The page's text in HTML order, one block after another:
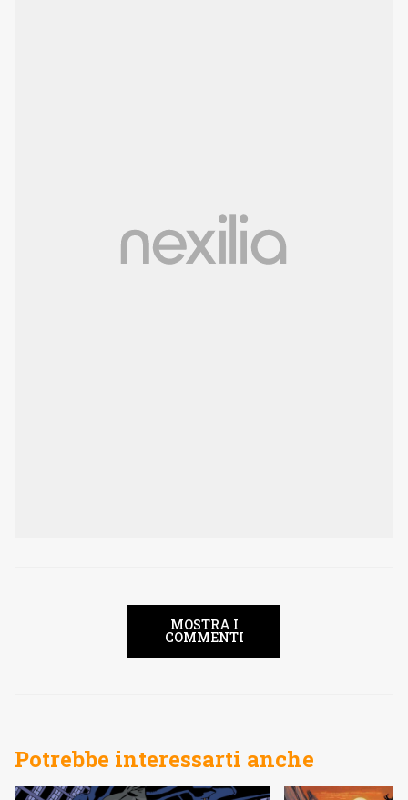
MOSTRA I
COMMENTI
Potrebbe interessarti anche